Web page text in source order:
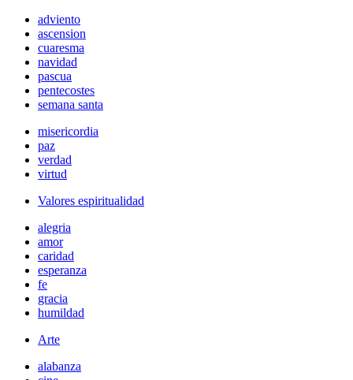
adviento
ascension
cuaresma
navidad
pascua
pentecostes
semana santa
misericordia
paz
verdad
virtud
Valores espiritualidad
alegria
amor
caridad
esperanza
fe
gracia
humildad
Arte
alabanza